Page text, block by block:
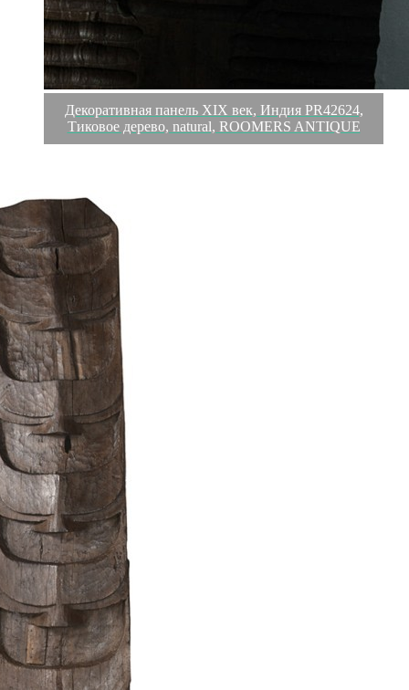
Декоративная панель XIX век, Индия PR42624,
Тиковое дерево, natural, ROOMERS ANTIQUE
Обзор
Характеристики
Отзывы
ROOMERS ANTIQUE – это особенная коллекция,
воплощение всего самого лучшего, модного и новаторского в
мире дизайнерской мебели, предметов декора и стильных
аксессуаров.
Интерьерные решения от ROOMERS ANTIQUE в буквальном
смысле не имеют границ. Мебель, предметы декора,
светильники и аксессуары тщательно отбираются по всему
миру – в последних коллекциях знаменитых дизайнеров и
культовых брендов, среди искусных работ hand-made мастеров
Европы и Юго-Восточной Азии во время большого и
увлекательного путешествия, организованного именно с этой
целью.
Материал: Тиковое дерево.
Цвет: natural.
Вес
55 кг
Ширина
65 см
Материал
Тиковое дерево
Страна
Индия
Длина
284 см
Цвет
natural